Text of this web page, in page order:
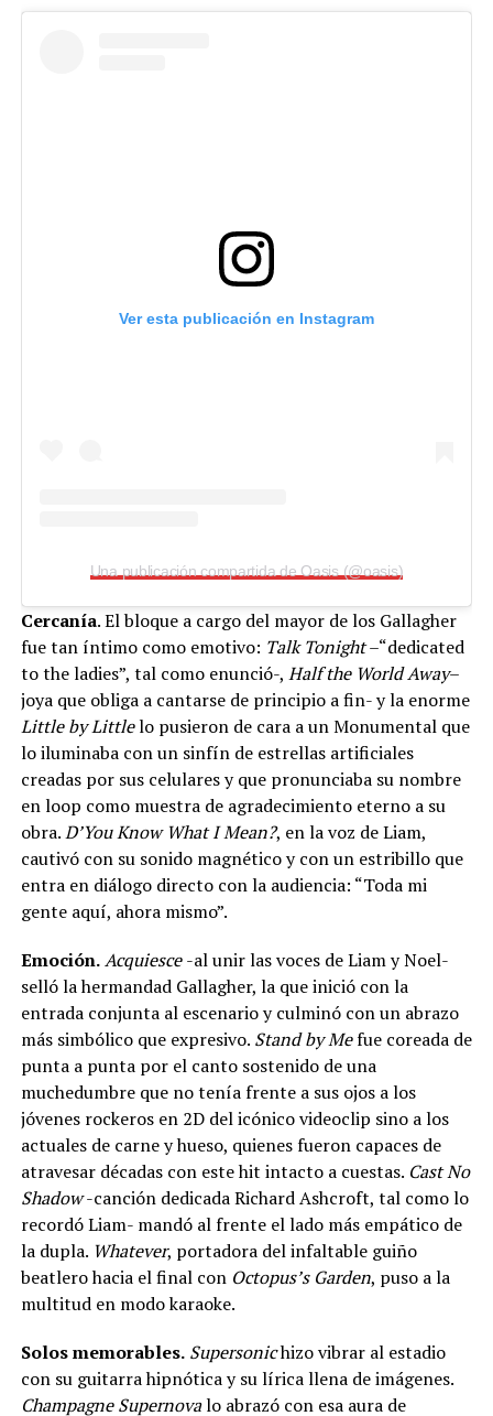
Ver esta publicación en Instagram
Una publicación compartida de Oasis (@oasis)
Cercanía. El bloque a cargo del mayor de los Gallagher
fue tan íntimo como emotivo: Talk Tonight–“dedicated
to the ladies”, tal como enunció-, Half the World Away–
joya que obliga a cantarse de principio a fin- y la enorme
Little by Littlelo pusieron de cara a un Monumental que
lo iluminaba con un sinfín de estrellas artificiales
creadas por sus celulares y que pronunciaba su nombre
en loop como muestra de agradecimiento eterno a su
obra.D’You Know What I Mean?, en la voz de Liam,
cautivó con su sonido magnético y con un estribillo que
entra en diálogo directo con la audiencia: “Toda mi
gente aquí, ahora mismo”.
Emoción.Acquiesce-al unir las voces de Liam y Noel-
selló la hermandad Gallagher, la que inició con la
entrada conjunta al escenario y culminó con un abrazo
más simbólico que expresivo. Stand by Mefue coreada de
punta a punta por el canto sostenido de una
muchedumbre que no tenía frente a sus ojos a los
jóvenes rockeros en 2D del icónico videoclip sino a los
actuales de carne y hueso, quienes fueron capaces de
atravesar décadas con este hit intacto a cuestas. Cast No
Shadow-canción dedicada Richard Ashcroft, tal como lo
recordó Liam- mandó al frente el lado más empático de
la dupla. Whatever, portadora del infaltable guiño
beatlero hacia el final con Octopus’s Garden, puso a la
multitud en modo karaoke.
Solos memorables. Supersonichizo vibrar al estadio
con su guitarra hipnótica y su lírica llena de imágenes.
Champagne Supernovalo abrazó con esa aura de